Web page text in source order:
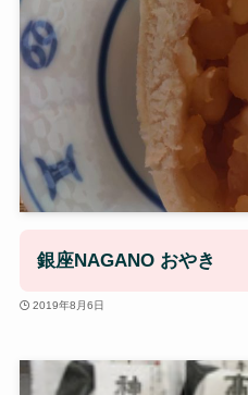
銀座NAGANO おやき
2019年8月6日